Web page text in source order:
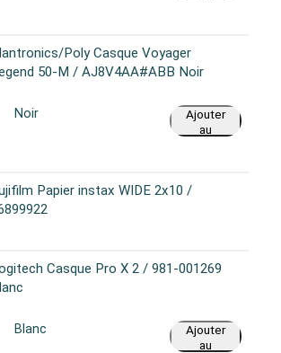
Poly Casque Voyager
50-M / AJ8V4AA#ABB Noir
Noir
Ajouter
au
Papier instax WIDE 2x10 /
Casque Pro X 2 / 981-001269
Blanc
Ajouter
au